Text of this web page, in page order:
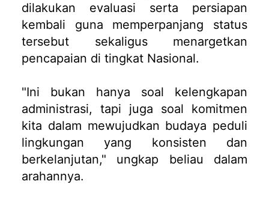
dilakukan evaluasi serta persiapan
kembali guna memperpanjang status
tersebut sekaligus menargetkan
pencapaian di tingkat Nasional.
"Ini bukan hanya soal kelengkapan
administrasi, tapi juga soal komitmen
kita dalam mewujudkan budaya peduli
lingkungan yang konsisten dan
berkelanjutan," ungkap beliau dalam
arahannya.